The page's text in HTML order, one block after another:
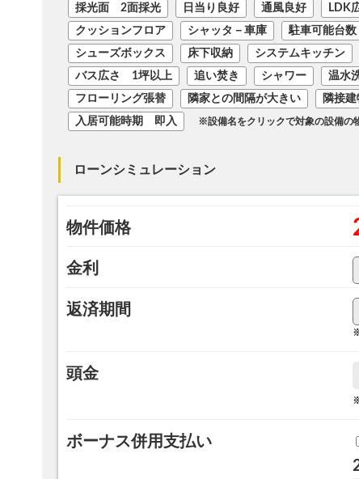
採光面 2面採光
日当り良好 通風良好 LDK
クッションフロア
シャッタ－車庫 駐車可能台
シューズボックス
床下収納 システムキッチン
バス広さ 1坪以上
追い焚き シャワー 温水
フローリング張替
隣家との間隔が大きい 隣接
入居可能時期 即入
※設備名をクリックで対象の設備の
ローンシミュレーション
物件価格
金利
返済期間
頭金
ボーナス併用支払い